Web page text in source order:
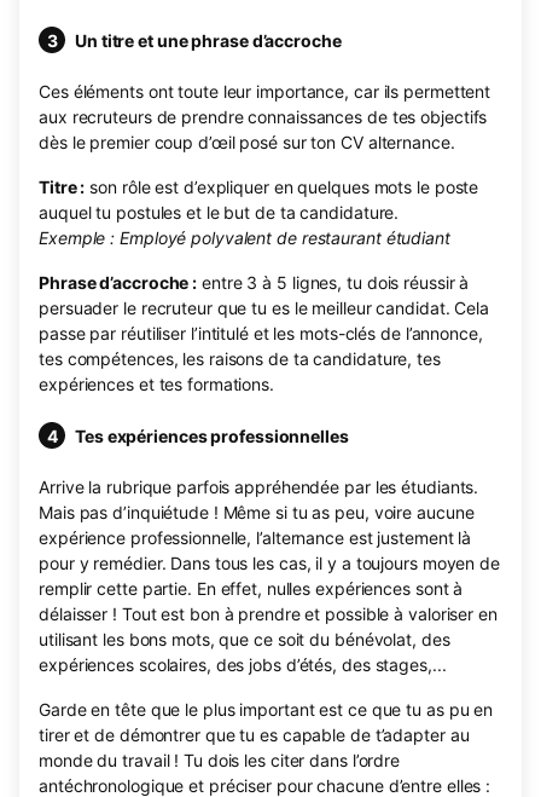
Un titre et une phrase d’accroche
Ces éléments ont toute leur importance, car ils permettent
aux recruteurs de prendre connaissances de tes objectifs
dès le premier coup d’œil posé sur ton CV alternance.
Titre : son rôle est d’expliquer en quelques mots le poste
auquel tu postules et le but de ta candidature.
Exemple : Employé polyvalent de restaurant étudiant
Phrase d’accroche : entre 3 à 5 lignes, tu dois réussir à
persuader le recruteur que tu es le meilleur candidat. Cela
passe par réutiliser l’intitulé et les mots-clés de l’annonce,
tes compétences, les raisons de ta candidature, tes
expériences et tes formations.
Tes expériences professionnelles
Arrive la rubrique parfois appréhendée par les étudiants.
Mais pas d’inquiétude ! Même si tu as peu, voire aucune
expérience professionnelle, l’alternance est justement là
pour y remédier. Dans tous les cas, il y a toujours moyen de
remplir cette partie. En effet, nulles expériences sont à
délaisser ! Tout est bon à prendre et possible à valoriser en
utilisant les bons mots, que ce soit du bénévolat, des
expériences scolaires, des jobs d’étés, des stages,...
Garde en tête que le plus important est ce que tu as pu en
tirer et de démontrer que tu es capable de t’adapter au
monde du travail ! Tu dois les citer dans l’ordre
antéchronologique et préciser pour chacune d’entre elles :